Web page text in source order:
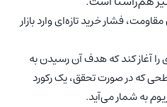
فشار خرید تازه‌ای وارد بازار
را آغاز کند که هدف آن رسیدن به
سطحی که در صورت تحقق، یک رکورد